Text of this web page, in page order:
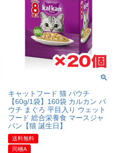
キャットフード 猫 パウチ
【60g/1袋】160袋 カルカン パ
ウチ まぐろ 平目入り ウェット
フード 総合栄養食 マースジャ
パン【猫 誕生日】
送料無料
同梱A